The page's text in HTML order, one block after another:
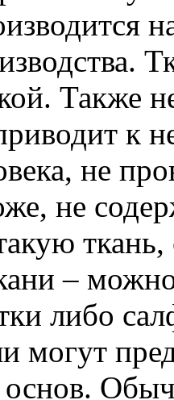
Также
к
не
не
ткань,
–
либо
могут